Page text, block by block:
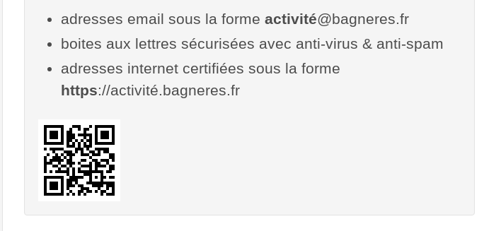
adresses email sous la forme activité@bagneres.fr
boites aux lettres sécurisées avec anti-virus & anti-spam
adresses internet certifiées sous la forme
https://activité.bagneres.fr